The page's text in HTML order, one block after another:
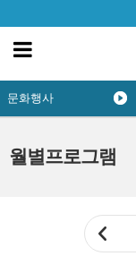
월별프로그램
문화행사